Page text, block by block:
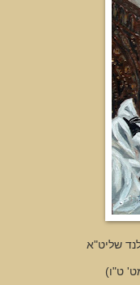
שליט"א
ט"ו)